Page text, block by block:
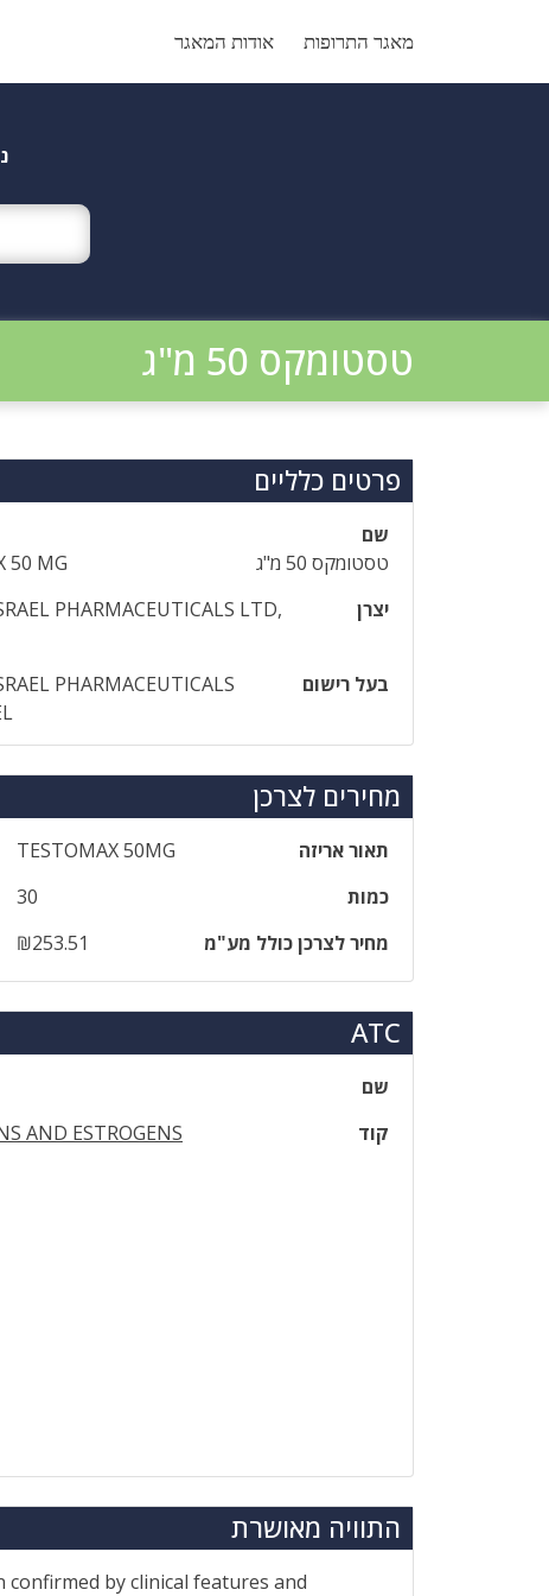
מאגר התרופות אודות המאגר
טסטומקס 50 מ"ג
פרטים כלליים
שם
טסטומקס 50 מ"ג
50 MG
יצרן
PHARMACEUTICALS LTD,
בעל רישום
PHARMACEUTICALS
מחירים לצרכן
תאור אריזה
‎TESTOMAX‎ ‎50‎MG
כמות
30
מחיר לצרכן כולל מע"מ
₪253.51
ATC
שם
קוד
AND ESTROGENS
התוויה מאושרת
by clinical features and